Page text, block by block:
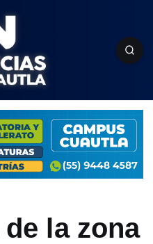
la zona